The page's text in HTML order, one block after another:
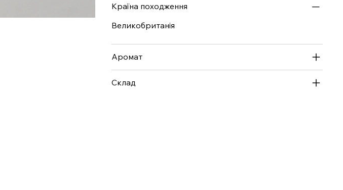
Країна походження
Великобританія
Аромат
Склад